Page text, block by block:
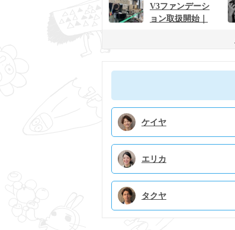
V3ファンデーシ
ョン取扱開始｜
ケイヤ
エリカ
タクヤ